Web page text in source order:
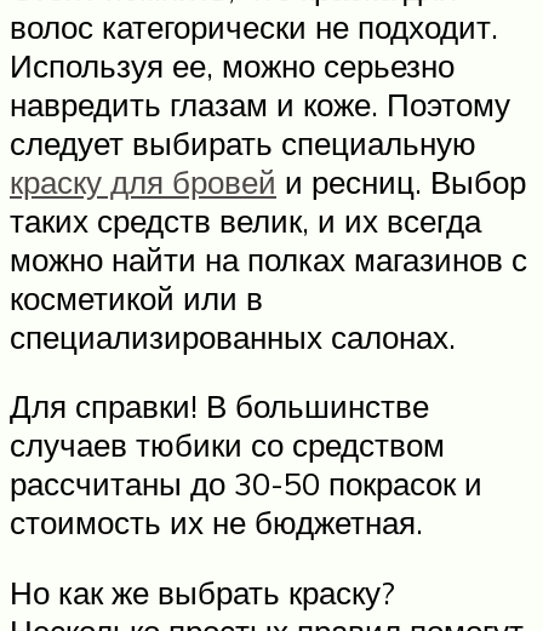
волос категорически не подходит.
Используя ее, можно серьезно
навредить глазам и коже. Поэтому
следует выбирать специальную
краску для бровей и ресниц. Выбор
таких средств велик, и их всегда
можно найти на полках магазинов с
косметикой или в
специализированных салонах.
Для справки! В большинстве
случаев тюбики со средством
рассчитаны до 30-50 покрасок и
стоимость их не бюджетная.
Но как же выбрать краску?